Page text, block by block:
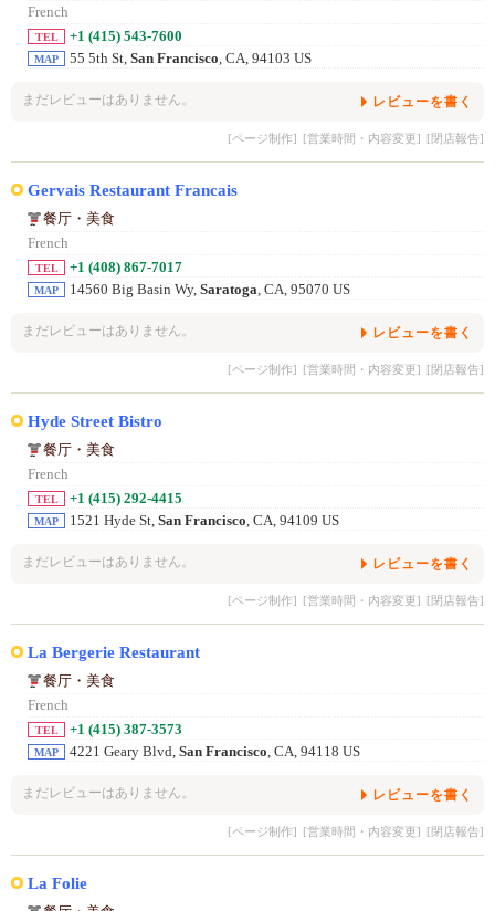
French
TEL +1 (415) 543-7600
MAP 55 5th St, San Francisco, CA, 94103 US
まだレビューはありません。 レビューを書く
[ページ制作] [営業時間・内容変更] [閉店報告]
Gervais Restaurant Francais
餐厅・美食
French
TEL +1 (408) 867-7017
MAP 14560 Big Basin Wy, Saratoga, CA, 95070 US
まだレビューはありません。 レビューを書く
[ページ制作] [営業時間・内容変更] [閉店報告]
Hyde Street Bistro
餐厅・美食
French
TEL +1 (415) 292-4415
MAP 1521 Hyde St, San Francisco, CA, 94109 US
まだレビューはありません。 レビューを書く
[ページ制作] [営業時間・内容変更] [閉店報告]
La Bergerie Restaurant
餐厅・美食
French
TEL +1 (415) 387-3573
MAP 4221 Geary Blvd, San Francisco, CA, 94118 US
まだレビューはありません。 レビューを書く
[ページ制作] [営業時間・内容変更] [閉店報告]
La Folie